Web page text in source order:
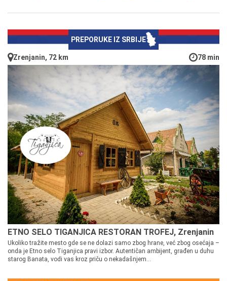
PREPORUKE IZ SRBIJE
Zrenjanin, 72 km 78 min
ETNO SELO TIGANJICA RESTORAN TROFEJ, Zrenjanin
Ukoliko tražite mesto gde se ne dolazi samo zbog hrane, već zbog osećaja –
onda je Etno selo Tiganjica pravi izbor. Autentičan ambijent, građen u duhu
starog Banata, vodi vas kroz priču o nekadašnjem...